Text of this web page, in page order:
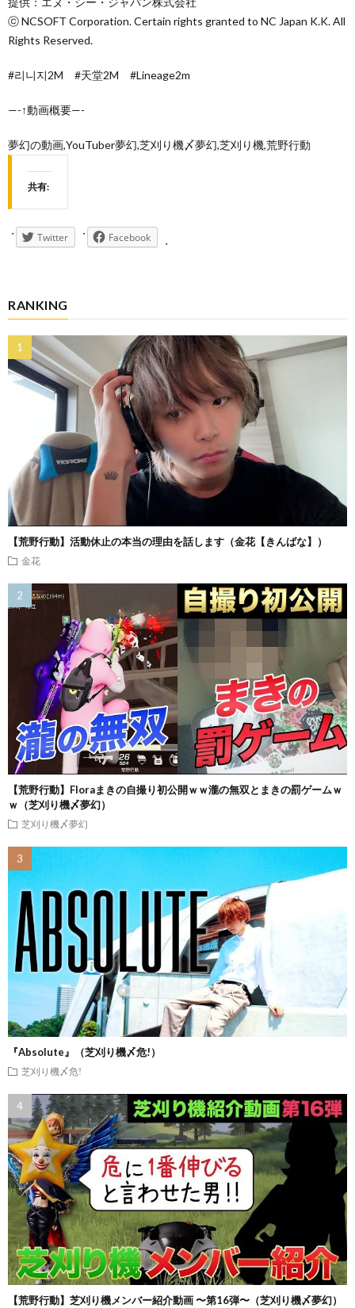
ⓒ NCSOFT Corporation. Certain rights granted to NC Japan K.K. All
Rights Reserved.
#리니지2M #天堂2M #Lineage2m
—-↑動画概要—-
夢幻の動画,YouTuber夢幻,芝刈り機〆夢幻,芝刈り機,荒野行動
共有:
Twitter Facebook
RANKING
【荒野行動】活動休止の本当の理由を話します（金花【きんばな】）
金花
【荒野行動】Floraまきの自撮り初公開ｗｗ瀧の無双とまきの罰ゲームｗ
ｗ（芝刈り機〆夢幻）
芝刈り機〆夢幻
『Absolute』（芝刈り機〆危!）
芝刈り機〆危!
【荒野行動】芝刈り機メンバー紹介動画 〜第16弾〜（芝刈り機〆夢幻）